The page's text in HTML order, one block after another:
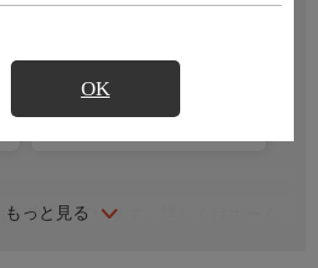
OK
JAPAN
もっと見る
アプリ視聴
を放送しています。詳しくはホーム